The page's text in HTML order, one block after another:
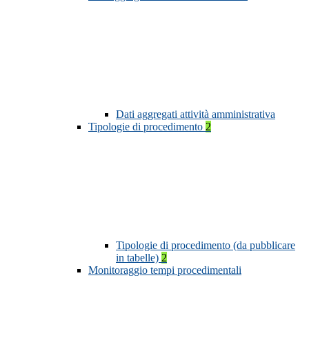
Dati aggregati attività amministrativa
Tipologie di procedimento 2
Tipologie di procedimento (da pubblicare
in tabelle) 2
Monitoraggio tempi procedimentali